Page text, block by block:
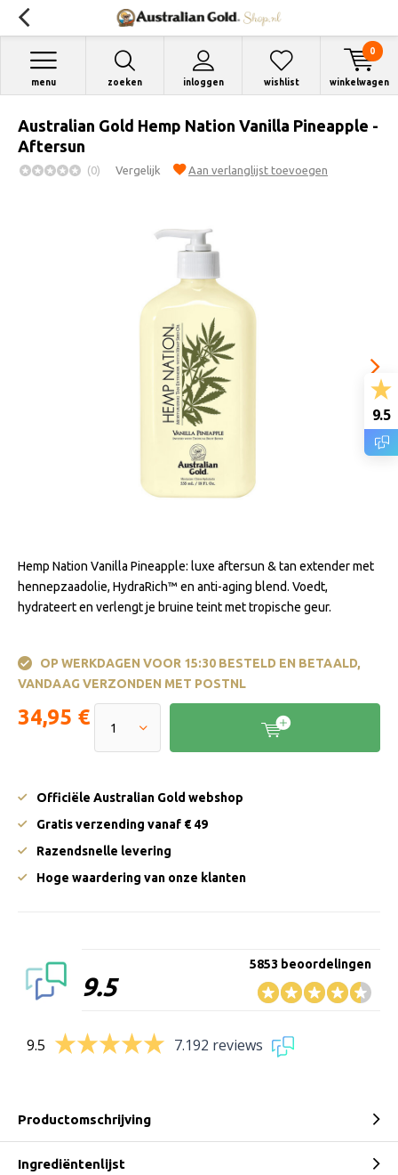
zoeken inloggen
menu wishlist winkelwagen
0
Australian Gold Hemp Nation Vanilla Pineapple -
Aftersun
(0) Vergelijk Aan verlanglijst toevoegen
Hemp Nation Vanilla Pineapple: luxe aftersun & tan extender met
hennepzaadolie, HydraRich™ en anti-aging blend. Voedt,
hydrateert en verlengt je bruine teint met tropische geur.
OP WERKDAGEN VOOR 15:30 BESTELD EN BETAALD,
VANDAAG VERZONDEN MET POSTNL
34,95 €
Officiële Australian Gold webshop
Gratis verzending vanaf € 49
Razendsnelle levering
Hoge waardering van onze klanten
9.5
5853 beoordelingen
9.5 7.192 reviews
Productomschrijving
Ingrediëntenlijst
9.5